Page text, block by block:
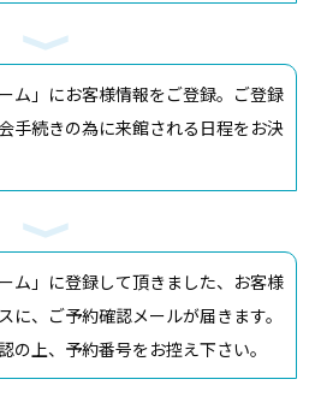
ム」にお客様情報をご登録。ご登録
手続きの為に来館される日程をお決
ム」に登録して頂きました、お客様
に、ご予約確認メールが届きます。
の上、予約番号をお控え下さい。